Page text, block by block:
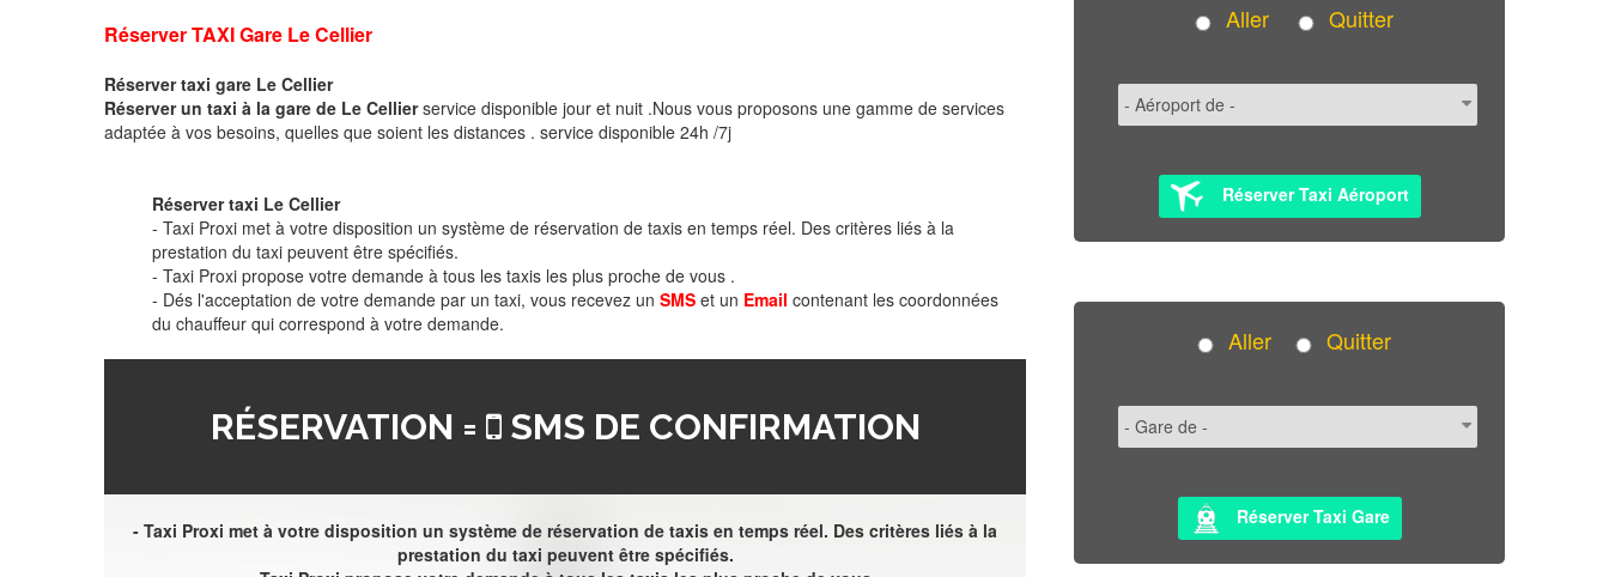
Réserver TAXI Gare Le Cellier
Réserver taxi gare Le Cellier
Réserver un taxi à la gare de Le Cellierservice disponible jour et nuit .Nous vous proposons une gamme de services
adaptée à vos besoins, quelles que soient les distances . service disponible 24h /7j
Réserver taxi Le Cellier
- Taxi Proxi met à votre disposition un système de réservation de taxis en temps réel. Des critères liés à la
prestation du taxi peuvent être spécifiés.
- Taxi Proxi propose votre demande à tous les taxis les plus proche de vous .
- Dés l'acceptation de votre demande par un taxi, vous recevez un SMS et un Email contenant les coordonnées
du chauffeur qui correspond à votre demande.
RÉSERVATION = SMS DE CONFIRMATION
- Taxi Proxi met à votre disposition un système de réservation de taxis en temps réel. Des critères liés à la
prestation du taxi peuvent être spécifiés.
Aller Quitter
Réserver Taxi Aéroport
Aller Quitter
Réserver Taxi Gare